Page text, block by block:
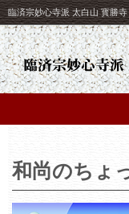
臨済宗妙心寺派 太白山 寳勝寺
和尚のちょ